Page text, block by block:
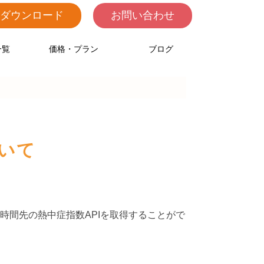
ウンロード お問い合わせ
覧 価格・プラン ブログ
て
間先の熱中症指数APIを取得することがで